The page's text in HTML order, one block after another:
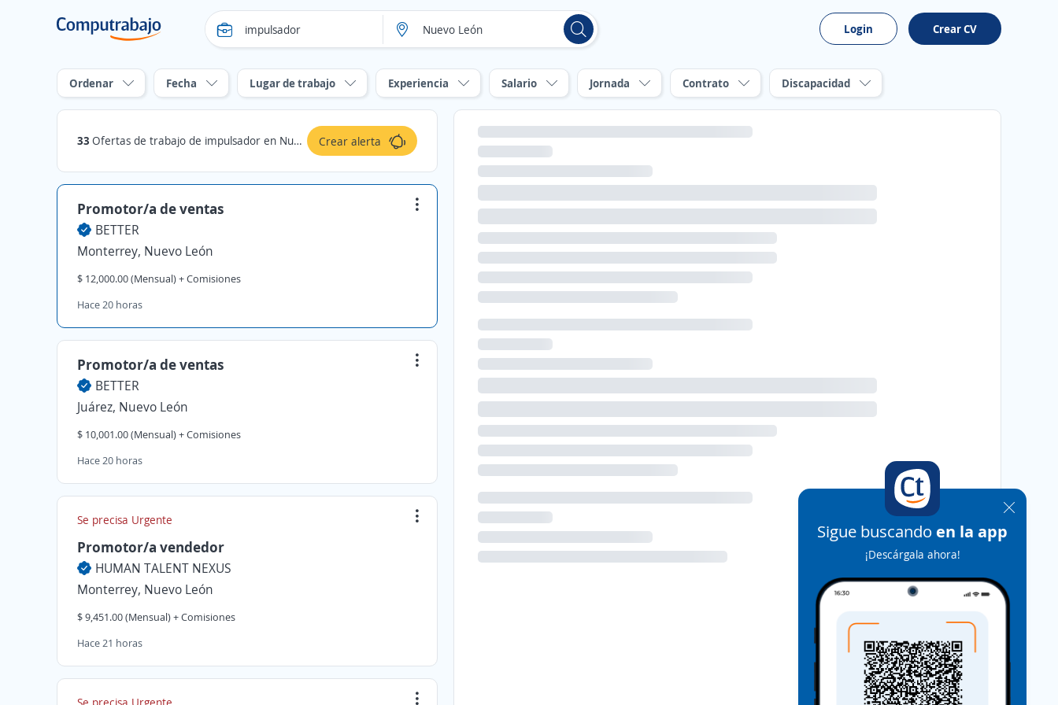
Login Crear CV
Ordenar Fecha Lugar de trabajo Experiencia Salario Jornada Contrato Discapacidad
33 Ofertas de trabajo de impulsador en Nuevo León Crear alerta
Promotor/a de ventas
BETTER
Monterrey, Nuevo León
$ 12,000.00 (Mensual) + Comisiones
Hace 20 horas
Promotor/a de ventas
BETTER
Juárez, Nuevo León
$ 10,001.00 (Mensual) + Comisiones
Hace 20 horas
Se precisa Urgente
Promotor/a vendedor
HUMAN TALENT NEXUS
Monterrey, Nuevo León
$ 9,451.00 (Mensual) + Comisiones
Hace 21 horas
Sigue buscando en la app
¡Descárgala ahora!